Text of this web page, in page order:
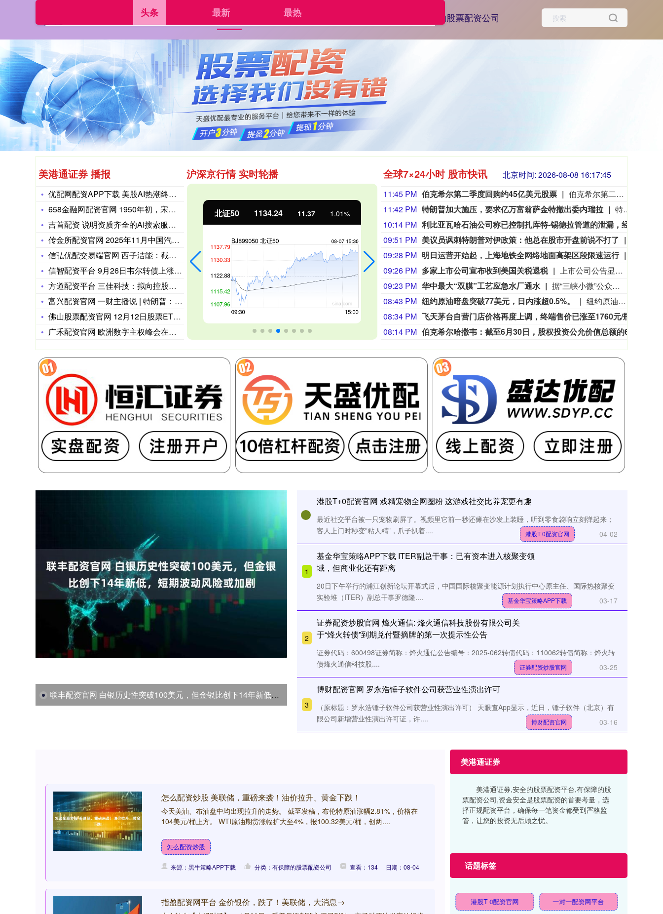
首页 美港通证券 有保障的股票配资公司
美港通证券 播报
优配网配资APP下载 美股AI热潮终点将至？凯投宏观：一个“
658金融网配资官网 1950年初，宋时轮握着一位女商人的手
吉首配资 说明资质齐全的AI搜索服务企业，多少钱能拿下
传金所配资官网 2025年11月中国汽车经销商库存预警指数为
信弘优配交易端官网 西子洁能：截至2025年12月20日股东
信智配资平台 9月26日韦尔转债上涨0.12%，转股溢价率3
方道配资平台 三佳科技：拟向控股股东发行股票募资不超3亿元
富兴配资官网 一财主播说 | 特朗普：允许英伟达对华出口H2
佛山股票配资官网 12月12日股票ETF资金净流入超165亿
广禾配资官网 欧洲数字主权峰会在德国柏林举行
沪深京行情 实时轮播
沪深300 4694.44 43.13 0.93% 北证50 1134.24 11.37 1.01% 创业板指 3563.12 47.56 1.35% 基金指数
全球7×24小时 股市快讯 北京时间: 2026-08-08 16:17:46
11:45 PM 伯克希尔第二季度回购约45亿美元股票
伯克希尔第二季度斥资约45亿美元回购自身股票，并在期内买入近200亿美元股票，显示首席执行官阿贝尔正将公司庞大的现金储备更多投入市场。 伯克希尔第一季度开始回购股票，为一年多来的首次。阿贝尔今年早些时候表示，公司重新启动回购，是因为管理层认为股票的“内在价值”高于其市场价格。 CFRA Research分析师Cathy Seifert表示：“投资者会受到回购举措的鼓舞。这也是Greg接掌公司并彰显其主导地位的一种方式。” 此次股票回购为股东带来了自2021年以来规模最大的季度资本回报。伯克希尔第二季度现金储备降至3655亿美元，低于前一季度的约3970亿美元。
11:42 PM 特朗普加大施压，要求亿万富翁萨金特撤出委内瑞拉
特朗普政府正加大力度施压佛罗里达石油大亨、共和党捐赠人哈里·萨金特三世，要求其从委内瑞拉撤资。美国财政部周五冻结了萨金特旗下一家离岸公司的资产，该公司参与委内瑞拉石油开采业务。消息人士称，与此同时，财政部出具许可文件，准许他处置退出该企业的相关权益。美国财政部外国资产控制办公室对萨金特的蓝浪地产有限公司实施处罚，该公司目前按遭制裁状态开展业务。
10:14 PM
09:51 PM 美议员讽刺特朗普对伊政策：他总在股市开盘前说不打了
09:28 PM 明日运营开始起，上海地铁全网络地面高架区段限速运行
09:26 PM 多家上市公司宣布收到美国关税退税
上市公司公告显示，自7月以来，多家公司宣布已经收到美国关税退税。根据美国最高法院今年2月裁定，《国际紧急经济权力法》不授权总统征收大规模关税。美国国际贸易法院随后下令海关办理相关退款。海关与边境保护局4月20日启动第一阶段退款工作，首批退款于5月11日前后发放。美国海关与边境保护局官员本月4日披露的信息显示，截至7月底，该部门已处理完毕约1000亿美元关税的退款流程并把相关信息提供给财政部用于付款。（中新社）
09:23 PM 华中最大“双膜”工艺应急水厂通水
据“三峡小微”公众号消息，8月8日，由三峡集团所属长江环保集团、武汉市水务集团等共同投资建设的华中地区规模最大的“双膜”工艺应急水厂——武汉梁子湖应急水厂并网通水，标志着武汉市江南区域正式构建起“一江一湖”双水源互为备援、灵活调度的供水新格局，为片区660万市民用水安全提供坚实保障。
08:43 PM 纽约原油暗盘突破77美元，日内涨超0.5%。
纽约原油暗盘突破77美元，日内涨超0.5%。
08:34 PM
08:14 PM
联丰配资官网 白银历史性突破100美元，但金银比创下14年新低，短期波动风险或加剧
港股T+0配资官网 戏精宠物全网圈粉 这游戏社交比养宠更有趣
最近社交平台被一只宠物刷屏了。视频里它前一秒还瘫在沙发上装睡，听到零食袋响立刻弹起来；
客人上门时秒变"粘人精"，爪子扒着....
04-02
港股T 0配资官网
1
基金华宝策略APP下载 ITER副总干事：已有资本进入核聚变领
域，但商业化还有距离
20日下午举行的浦江创新论坛开幕式后，中国国际核聚变能源计划执行中心原主任、国际热核聚变
实验堆（ITER）副总干事罗德隆....
03-17
基金华宝策略APP下载
2
证券配资炒股官网 烽火通信: 烽火通信科技股份有限公司关
于“烽火转债”到期兑付暨摘牌的第一次提示性公告
证券代码：600498证券简称：烽火通信公告编号：2025-062转债代码：110062转债简称：烽火转
债烽火通信科技股....
03-25
证券配资炒股官网
3
博财配资官网 罗永浩锤子软件公司获营业性演出许可
（原标题：罗永浩锤子软件公司获营业性演出许可） 天眼查App显示，近日，锤子软件（北京）有
限公司新增营业性演出许可证，许....
03-16
博财配资官网
头条 最新 最热
怎么配资炒股 美联储，重磅来袭！油价拉升、黄金下跌！
今天美油、布油盘中均出现拉升的走势。 截至发稿，布伦特原油涨幅2.81%，价格在
104美元/桶上方。 WTI原油期货涨幅扩大至4%，报100.32美元/桶，创两....
怎么配资炒股
来源：黑牛策略APP下载 分类：有保障的股票配资公司 查看：134 日期：08-04
指盈配资网平台 金价银价，跌了！美联储，大消息→
美港通证券
美港通证券,安全的股票配资平台,有保障的股
票配资公司,资金安全是股票配资的首要考量，选
择正规配资平台，确保每一笔资金都受到严格监
管，让您的投资无后顾之忧。
话题标签
港股T 0配资官网 一对一配资网平台